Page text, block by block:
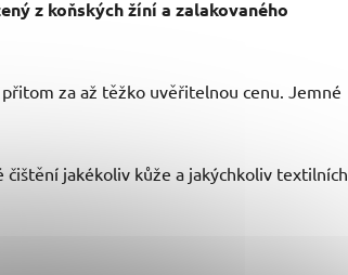
z koňských žíní a zalakovaného
za až těžko uvěřitelnou cenu. Jemné
jakékoliv kůže a jakýchkoliv textilních